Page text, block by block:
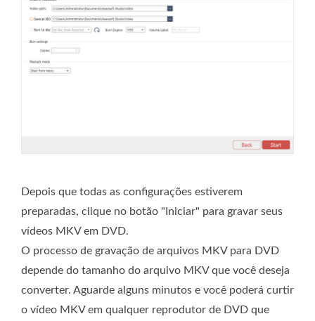
Depois que todas as configurações estiverem
preparadas, clique no botão "Iniciar" para gravar seus
vídeos MKV em DVD.
O processo de gravação de arquivos MKV para DVD
depende do tamanho do arquivo MKV que você deseja
converter. Aguarde alguns minutos e você poderá curtir
o vídeo MKV em qualquer reprodutor de DVD que